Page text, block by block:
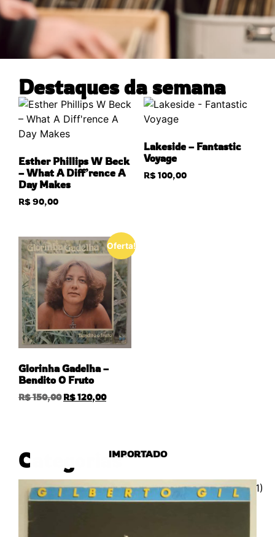
Destaques da semana
Esther Phillips W Beck
– What A Diff’rence A
Day Makes
R$90,00
Lakeside – Fantastic
Voyage
R$100,00
Oferta!
Glorinha Gadelha –
Bendito O Fruto
R$150,00R$120,00
CategoriasUSADO
NACIONAL
IMPORTADO